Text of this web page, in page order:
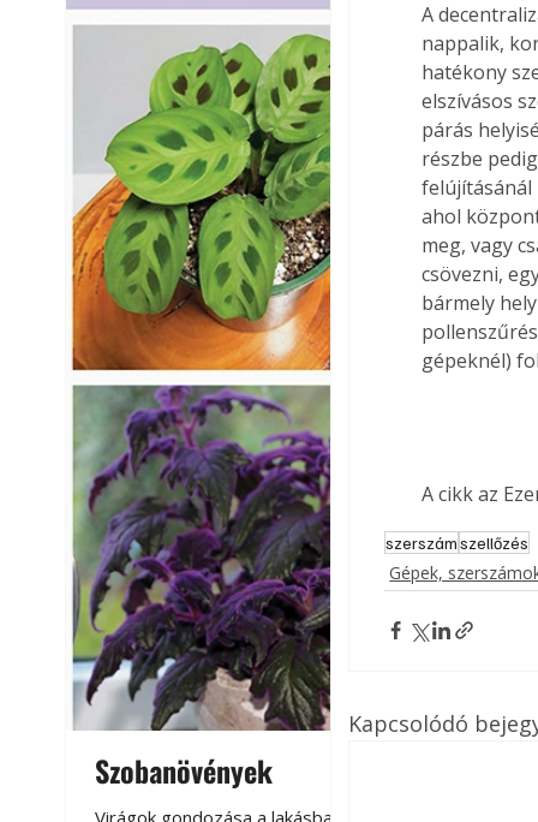
Szobanövények
A
nappalik,
hatékony
elszívásos
párás
részbe
felújításánál
ahol
meg, vagy
csövezni,
bármely
gépeknél)
A cikk az
szerszámszellőzés
Gépek,
Kapcsolódó